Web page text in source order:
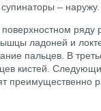
– наружу.
ряду
ладоней и
пальцев. В
кистей.
преимущественно